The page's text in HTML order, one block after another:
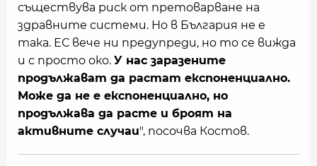
съществува риск от претоварване на
здравните системи. Но в България не е
така. ЕС вече ни предупреди, но то се вижда
и с просто око. У нас заразените
продължават да растат експоненциално.
Може да не е експоненциално, но
продължава да расте и броят на
активните случаи", посочва Костов.